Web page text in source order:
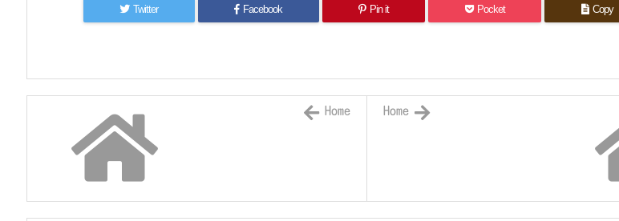
Twitter Facebook Pin it Pocket Copy
Home
Home